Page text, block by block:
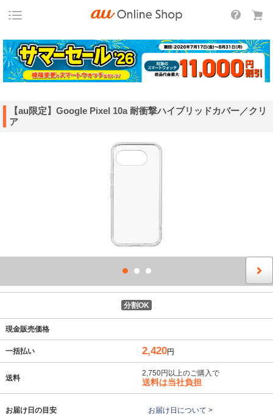
【au限定】Google Pixel 10a 耐衝撃ハイブリッドカバー／クリ
ア
分割OK
現金販売価格
一括払い 2,420円
送料
2,750円以上のご購入で
送料は当社負担
お届け日の目安 お届け日について >